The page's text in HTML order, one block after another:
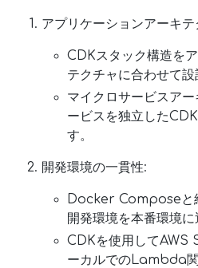
アプリケーションアーキ
CDKスタック構造を
テクチャに合わせて設
マイクロサービスア
ービスを独立した
す。
開発環境の一貫性:
Docker Composeと
開発環境を本番環境に
CDKを使用してAWS
ーカルでのLambda